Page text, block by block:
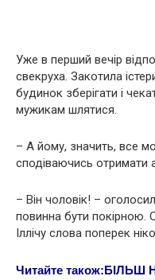
Уже в перший вечір
свекруха. Закотила
будинок зберігати і
мужикам шлятися.
– А йому, значить, все
сподіваючись отримати
– Він чоловік! –
повинна бути покірною.
Іллічу слова поперек
Читайте також:БIЛЬШ